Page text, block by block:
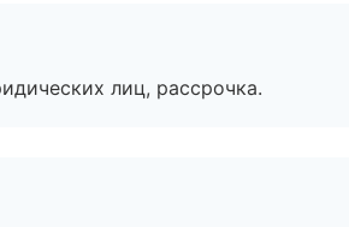
лиц, рассрочка.